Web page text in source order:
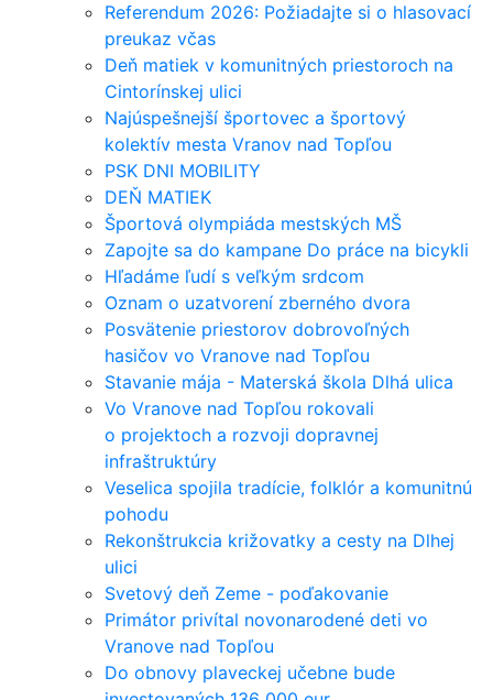
Referendum 2026: Požiadajte si o hlasovací
preukaz včas
Deň matiek v komunitných priestoroch na
Cintorínskej ulici
Najúspešnejší športovec a športový
kolektív mesta Vranov nad Topľou
PSK DNI MOBILITY
DEŇ MATIEK
Športová olympiáda mestských MŠ
Zapojte sa do kampane Do práce na bicykli
Hľadáme ľudí s veľkým srdcom
Oznam o uzatvorení zberného dvora
Posvätenie priestorov dobrovoľných
hasičov vo Vranove nad Topľou
Stavanie mája - Materská škola Dlhá ulica
Vo Vranove nad Topľou rokovali
o projektoch a rozvoji dopravnej
infraštruktúry
Veselica spojila tradície, folklór a komunitnú
pohodu
Rekonštrukcia križovatky a cesty na Dlhej
ulici
Svetový deň Zeme - poďakovanie
Primátor privítal novonarodené deti vo
Vranove nad Topľou
Do obnovy plaveckej učebne bude